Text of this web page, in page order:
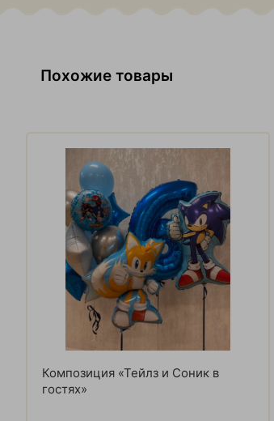
Похожие товары
Композиция «Тейлз и Соник в
гостях»